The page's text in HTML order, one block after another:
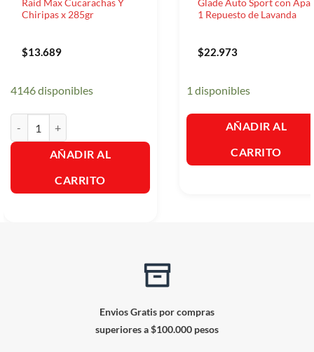
Raid Max Cucarachas Y
Chiripas x 285gr
$13.689
4146 disponibles
Raid Max Cucarachas Y Chiripas x 285gr cantidad
AÑADIR AL
CARRITO
Glade Auto Sport con
1 Repuesto de Lavanda
$22.973
1 disponibles
AÑADIR AL
CARRITO
Envios Gratis por compras
superiores a $100.000 pesos